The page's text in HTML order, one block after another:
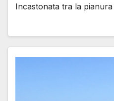
Incastonata tra la